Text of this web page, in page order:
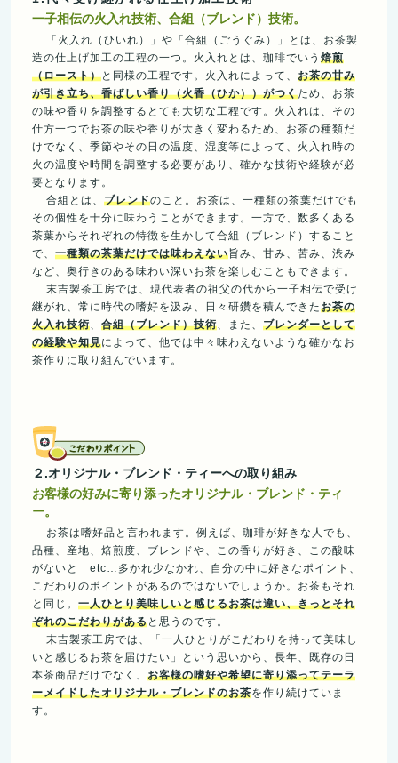
一子相伝の火入れ技術、合組（ブレンド）技術。
「火入れ（ひいれ）」や「合組（ごうぐみ）」とは、お茶製
造の仕上げ加工の工程の一つ。火入れとは、珈琲でいう 焙煎
（ロースト）と同様の工程です。火入れによって、 お茶の甘み
が引き立ち、香ばしい香り（火香（ひか））がつくため、お茶
の味や香りを調整するとても大切な工程です。火入れは、その
仕方一つでお茶の味や香りが大きく変わるため、お茶の種類だ
けでなく、季節やその日の温度、湿度等によって、火入れ時の
火の温度や時間を調整する必要があり、確かな技術や経験が必
要となります。
合組とは、 ブレンドのこと。お茶は、一種類の茶葉だけでも
その個性を十分に味わうことができます。一方で、数多くある
茶葉からそれぞれの特徴を生かして合組（ブレンド）すること
で、 一種類の茶葉だけでは味わえない旨み、甘み、苦み、渋み
など、奥行きのある味わい深いお茶を楽しむこともできます。
末吉製茶工房では、現代表者の祖父の代から一子相伝で受け
継がれ、常に時代の嗜好を汲み、日々研鑽を積んできたお茶の
火入れ技術、 合組（ブレンド）技術、また、 ブレンダーとして
の経験や知見によって、他では中々味わえないような確かなお
茶作りに取り組んでいます。
２.オリジナル・ブレンド・ティーへの取り組み
お客様の好みに寄り添ったオリジナル・ブレンド・ティ
ー。
お茶は嗜好品と言われます。例えば、珈琲が好きな人でも、
品種、産地、焙煎度、ブレンドや、この香りが好き、この酸味
がないと etc…多かれ少なかれ、自分の中に好きなポイント、
こだわりのポイントがあるのではないでしょうか。お茶もそれ
と同じ。 一人ひとり美味しいと感じるお茶は違い、きっとそれ
ぞれのこだわりがあると思うのです。
末吉製茶工房では、「一人ひとりがこだわりを持って美味し
いと感じるお茶を届けたい」という思いから、長年、既存の日
本茶商品だけでなく、 お客様の嗜好や希望に寄り添ってテーラ
ーメイドしたオリジナル・ブレンドのお茶を作り続けていま
す。